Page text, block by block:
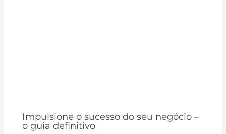
Impulsione o sucesso do seu negócio –
o guia definitivo